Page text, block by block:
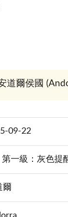
道爾侯國
09-22
第一級：灰色提
爾